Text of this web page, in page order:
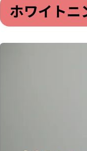
ホワイトニ